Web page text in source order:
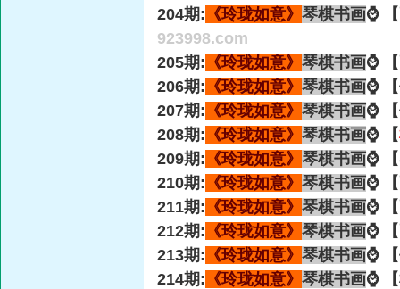
204期: 《玲珑如意》 琴棋书画⌚
923998.com
205期: 《玲珑如意》 琴棋书画⌚
206期: 《玲珑如意》 琴棋书画⌚
207期: 《玲珑如意》 琴棋书画⌚
208期: 《玲珑如意》 琴棋书画⌚ 【
209期: 《玲珑如意》 琴棋书画⌚
210期: 《玲珑如意》 琴棋书画⌚
211期: 《玲珑如意》 琴棋书画⌚
212期: 《玲珑如意》 琴棋书画⌚
213期: 《玲珑如意》 琴棋书画⌚
214期: 《玲珑如意》 琴棋书画⌚